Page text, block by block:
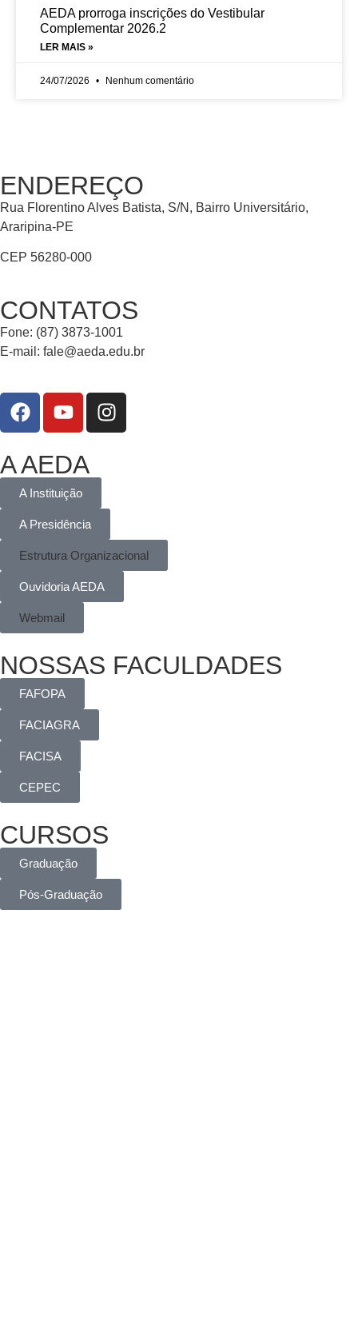
AEDA prorroga inscrições do Vestibular
Complementar 2026.2
LER MAIS »
24/07/2026 Nenhum comentário
ENDEREÇO
Rua Florentino Alves Batista, S/N, Bairro Universitário,
Araripina-PE
CEP 56280-000
CONTATOS
Fone: (87) 3873-1001
E-mail: fale@aeda.edu.br
A AEDA
A Instituição
A Presidência
Estrutura Organizacional
Ouvidoria AEDA
Webmail
NOSSAS FACULDADES
FAFOPA
FACIAGRA
FACISA
CEPEC
CURSOS
Graduação
Pós-Graduação